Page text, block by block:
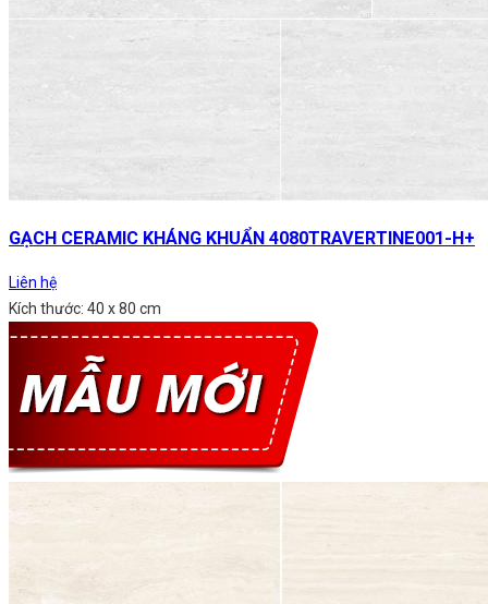
GẠCH CERAMIC KHÁNG KHUẨN 4080TRAVERTINE001-H+
Liên hệ
Kích thước: 40 x 80 cm